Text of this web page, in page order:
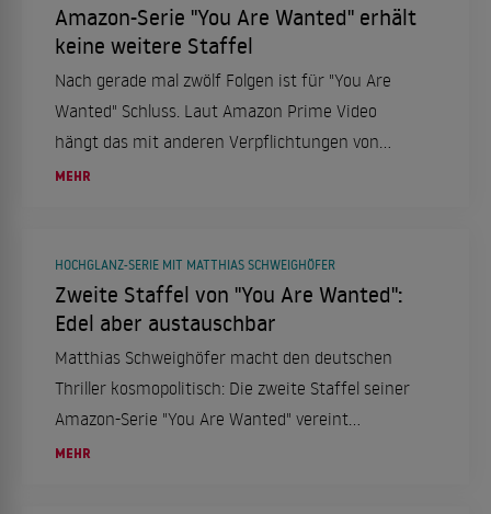
Amazon-Serie "You Are Wanted" erhält
keine weitere Staffel
Nach gerade mal zwölf Folgen ist für "You Are
Wanted" Schluss. Laut Amazon Prime Video
hängt das mit anderen Verpflichtungen von
Hautdarsteller Matthias Schweighöfer
MEHR
HOCHGLANZ-SERIE MIT MATTHIAS SCHWEIGHÖFER
Zweite Staffel von "You Are Wanted":
Edel aber austauschbar
Matthias Schweighöfer macht den deutschen
Thriller kosmopolitisch: Die zweite Staffel seiner
Amazon-Serie "You Are Wanted" vereint
Hochspannung, Hochglanz-Optik und
MEHR